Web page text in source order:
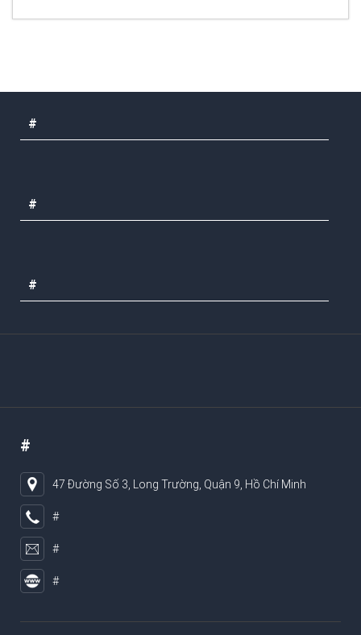
#
#
#
#
47 Đường Số 3, Long Trường, Quận 9, Hồ Chí Minh
#
#
#